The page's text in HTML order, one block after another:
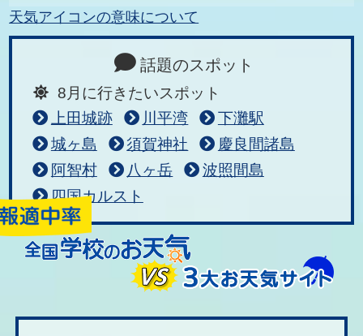
天気アイコンの意味について
話題のスポット
8月に行きたいスポット
上田城跡
川平湾
下灘駅
城ヶ島
須賀神社
慶良間諸島
阿智村
八ヶ岳
波照間島
四国カルスト